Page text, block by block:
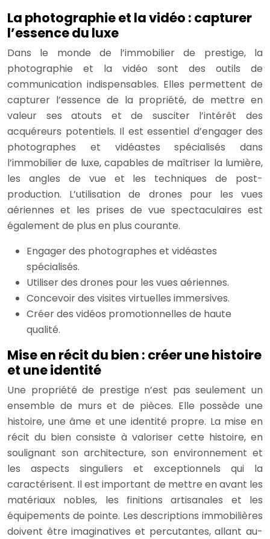
La photographie et la vidéo : capturer
l’essence du luxe
Dans le monde de l’immobilier de prestige, la
photographie et la vidéo sont des outils de
communication indispensables. Elles permettent de
capturer l’essence de la propriété, de mettre en
valeur ses atouts et de susciter l’intérêt des
acquéreurs potentiels. Il est essentiel d’engager des
photographes et vidéastes spécialisés dans
l’immobilier de luxe, capables de maîtriser la lumière,
les angles de vue et les techniques de post-
production. L’utilisation de drones pour les vues
aériennes et les prises de vue spectaculaires est
également de plus en plus courante.
Engager des photographes et vidéastes
spécialisés.
Utiliser des drones pour les vues aériennes.
Concevoir des visites virtuelles immersives.
Créer des vidéos promotionnelles de haute
qualité.
Mise en récit du bien : créer une histoire
et une identité
Une propriété de prestige n’est pas seulement un
ensemble de murs et de pièces. Elle possède une
histoire, une âme et une identité propre. La mise en
récit du bien consiste à valoriser cette histoire, en
soulignant son architecture, son environnement et
les aspects singuliers et exceptionnels qui la
caractérisent. Il est important de mettre en avant les
matériaux nobles, les finitions artisanales et les
équipements de pointe. Les descriptions immobilières
doivent être imaginatives et percutantes, allant au-